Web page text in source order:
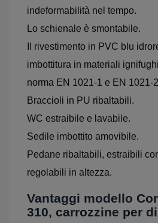
indeformabilità nel tempo.
Lo schienale è smontabile.
Il rivestimento in PVC blu
imbottitura in materiali
norma EN 1021-1 e EN 1021-
Braccioli in PU ribaltabili.
WC estraibile e lavabile.
Sedile imbottito amovibile.
Pedane ribaltabili, estraibili
regolabili in altezza.
Vantaggi modello
310, carrozzine per